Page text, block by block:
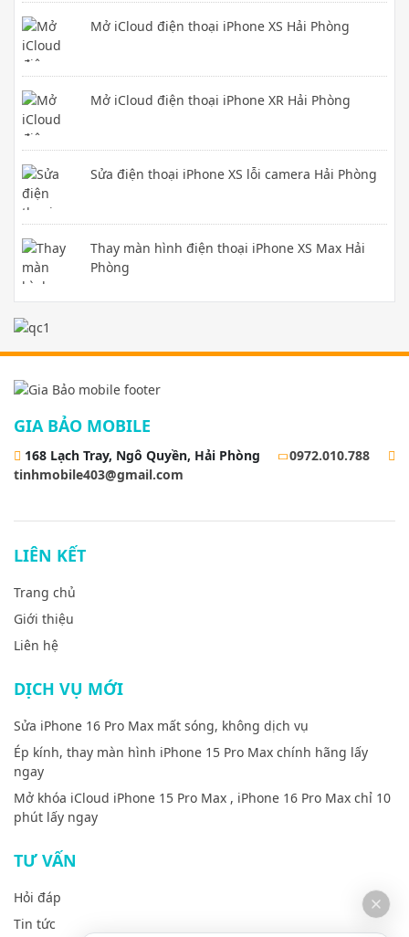
Mở iCloud điện thoại iPhone XS Hải Phòng
Mở iCloud điện thoại iPhone XR Hải Phòng
Sửa điện thoại iPhone XS lỗi camera Hải Phòng
Thay màn hình điện thoại iPhone XS Max Hải
Phòng
GIA BẢO MOBILE
168 Lạch Tray, Ngô Quyền, Hải Phòng
0972.010.788
tinhmobile403@gmail.com
LIÊN KẾT
Trang chủ
Giới thiệu
Liên hệ
DỊCH VỤ MỚI
Sửa iPhone 16 Pro Max mất sóng, không dịch vụ
Ép kính, thay màn hình iPhone 15 Pro Max chính hãng lấy
ngay
Mở khóa iCloud iPhone 15 Pro Max , iPhone 16 Pro Max chỉ 10
phút lấy ngay
TƯ VẤN
Hỏi đáp
Tin tức